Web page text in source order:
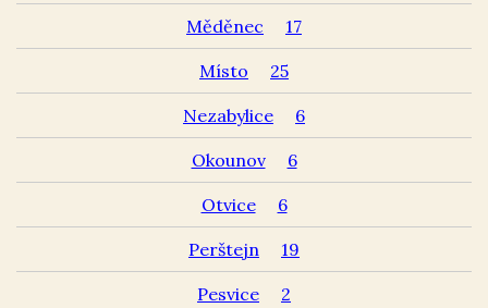
Měděnec 17
Místo 25
Nezabylice 6
Okounov 6
Otvice 6
Perštejn 19
Pesvice 2